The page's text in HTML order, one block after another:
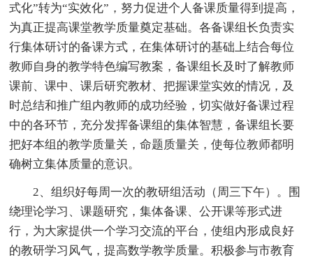
式化”转为“实效化”，努力促进个人备课质量得到提高，
为真正提高课堂教学质量奠定基础。各备课组长负责实
行集体研讨的备课方式，在集体研讨的基础上结合每位
教师自身的教学特色编写教案，备课组长及时了解教师
课前、课中、课后研究教材、把握课堂实效的情况，及
时总结和推广组内教师的成功经验，切实做好备课过程
中的各环节，充分发挥备课组的集体智慧，备课组长要
把好本组的教学质量关，命题质量关，使每位教师都明
确树立集体质量的意识。
2、组织好每周一次的教研组活动（周三下午）。围
绕理论学习、课题研究，集体备课、公开课等形式进
行，为大家提供一个学习交流的平台，使组内形成良好
的教研学习风气，提高数学教学质量。积极参与市教育